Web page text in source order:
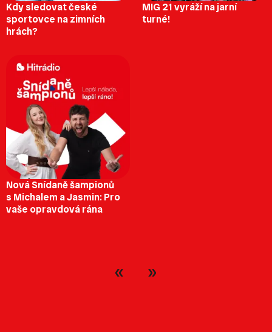
Kdy sledovat české
sportovce na zimních
hrách?
MIG 21 vyráží na jarní
turné!
Nová Snídaně šampionů
s Michalem a Jasmin: Pro
vaše opravdová rána